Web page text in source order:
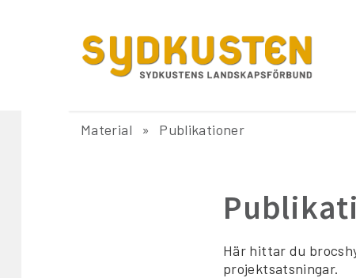
Material Publikationer
Här hittar du
projektsatsningar.